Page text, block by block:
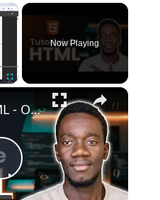
×
Now Playing
×
Play
Curso de HTML - O que é HTML? Instalando o VSCODE